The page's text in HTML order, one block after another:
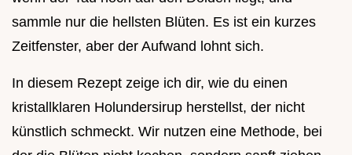
sammle nur die hellsten Blüten. Es ist ein kurzes
Zeitfenster, aber der Aufwand lohnt sich.
In diesem Rezept zeige ich dir, wie du einen
kristallklaren Holundersirup herstellst, der nicht
künstlich schmeckt. Wir nutzen eine Methode, bei